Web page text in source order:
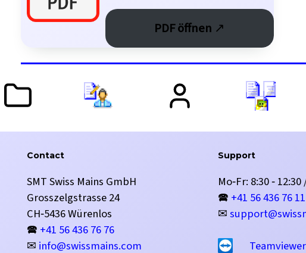
PDF öffnen ↗
Contact
SMT Swiss Mains GmbH
Grosszelgstrasse 24
CH‑5436 Würenlos
🕿 +41 56 436 76 76
✉ info@swissmains.com
Support
Mo‑Fr: 8:30 ‑ 12:30
🕿 +41 56 436 76 11
✉
Teamviewer